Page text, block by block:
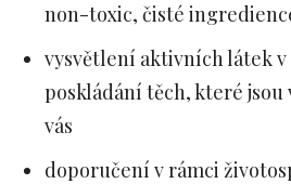
non-toxic, čisté
vysvětlení aktivních látek
poskládání těch, které
vás
doporučení v rámci